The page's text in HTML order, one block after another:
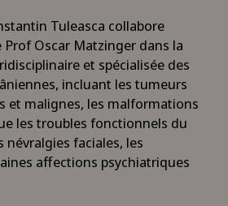
Tuleasca collabore
Oscar Matzinger dans la
et spécialisée des
incluant les tumeurs
et malignes, les malformations
les troubles fonctionnels du
névralgies faciales, les
affections psychiatriques